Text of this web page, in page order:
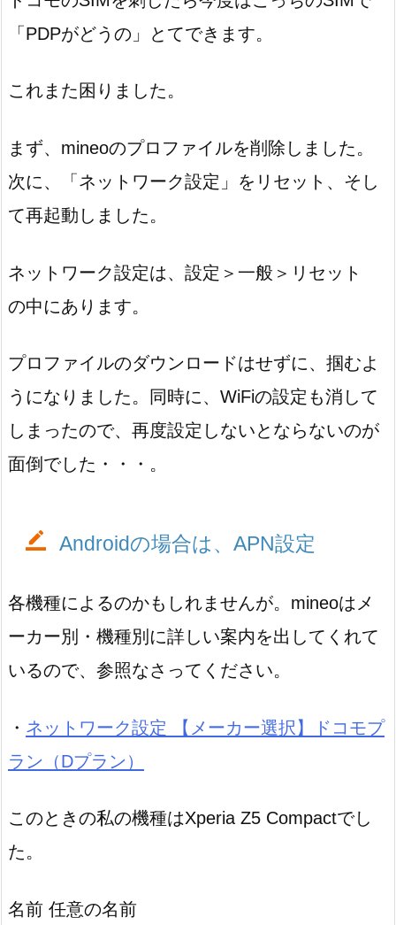
「PDPがどうの」とてできます。
これまた困りました。
まず、mineoのプロファイルを削除しました。
次に、「ネットワーク設定」をリセット、そし
て再起動しました。
ネットワーク設定は、設定＞一般＞リセット
の中にあります。
プロファイルのダウンロードはせずに、掴むよ
うになりました。同時に、WiFiの設定も消して
しまったので、再度設定しないとならないのが
面倒でした・・・。
Androidの場合は、APN設定
各機種によるのかもしれませんが。mineoはメ
ーカー別・機種別に詳しい案内を出してくれて
いるので、参照なさってください。
・ ネットワーク設定 【メーカー選択】ドコモプ
ラン（Dプラン）
このときの私の機種はXperia Z5 Compactでし
た。
名前 任意の名前